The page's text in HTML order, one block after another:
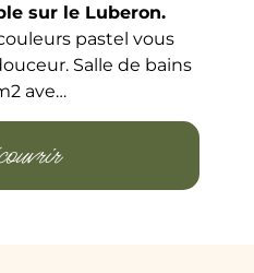
sur le Luberon.
pastel vous
Salle de bains
ave…